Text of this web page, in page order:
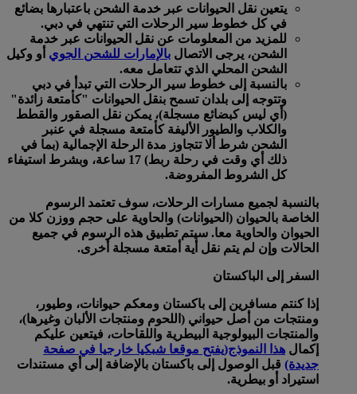
يتعين نقل الحيوانات عبر خدمة الشحن باعتبارها بضائع
في كل خطوط سير الرحلات التي تنتهي في دبي.
للمزيد من المعلومات عن نقل الحيوانات عبر خدمة
الشحن، يرجى الاتصال بالإمارات للشحن الجوي أو وكيل
الشحن المحلي الذي تتعامل معه.
بالنسبة إلى خطوط سير الرحلات التي تبدأ في دبي
وتتوجه إلى بلدان تسمح بنقل الحيوانات "كأمتعة زائدة"
(أي ليس كبضائع مسجلة)، يمكن نقل الصقور والقطط
والكلاب والطيور الأليفة كأمتعة مسجلة في عنبر
الشحن شرط ألا تتجاوز مدة الرحلة الإجمالية (بما في
ذلك أي وقت في رحلة ربط) 17 ساعة، وبشرط استيفاء
كل الشروط المفروضة.
بالنسبة لجميع مسارات الرحلات، سوف تعتمد الرسوم
الخاصة بالحيوان (الحيوانات) والحاوية على حجم ووزن كلا من
الحيوان والحاوية معا. سيتم تطبيق هذه الرسوم في جميع
الحالات وإن لم يتم نقل أية أمتعة مسجلة أخرى.
السفر إلى الباكستان
إذا كنتم مسافرين إلى باكستان ومعكم حيوانات، وطيور،
ومنتجات من أصل حيواني (اللحوم ومنتجات الألبان وغيرها)،
والمنتجات البيولوجية البيطرية واللقاحات، فيتعين عليكم
إكمال هذا النموذج(يفتح موقعا شبكيا خارجيا في صفحة
جديدة) قبل الوصول إلى باكستان بالإضافة إلى أي مستندات
استيراد أو بيطرية.